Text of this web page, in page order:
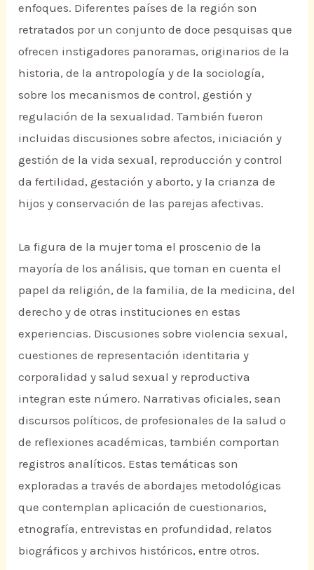
enfoques. Diferentes países de la región son
retratados por un conjunto de doce pesquisas que
ofrecen instigadores panoramas, originarios de la
historia, de la antropología y de la sociología,
sobre los mecanismos de control, gestión y
regulación de la sexualidad. También fueron
incluidas discusiones sobre afectos, iniciación y
gestión de la vida sexual, reproducción y control
da fertilidad, gestación y aborto, y la crianza de
hijos y conservación de las parejas afectivas.
La figura de la mujer toma el proscenio de la
mayoría de los análisis, que toman en cuenta el
papel da religión, de la familia, de la medicina, del
derecho y de otras instituciones en estas
experiencias. Discusiones sobre violencia sexual,
cuestiones de representación identitaria y
corporalidad y salud sexual y reproductiva
integran este número. Narrativas oficiales, sean
discursos políticos, de profesionales de la salud o
de reflexiones académicas, también comportan
registros analíticos. Estas temáticas son
exploradas a través de abordajes metodológicas
que contemplan aplicación de cuestionarios,
etnografía, entrevistas en profundidad, relatos
biográficos y archivos históricos, entre otros.